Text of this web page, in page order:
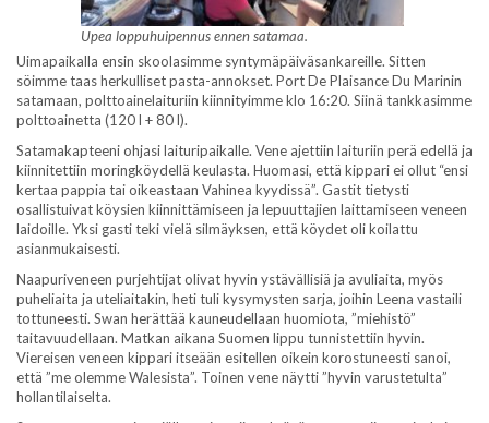
Upea loppuhuipennus ennen satamaa.
Uimapaikalla ensin skoolasimme syntymäpäiväsankareille. Sitten
söimme taas herkulliset pasta-annokset. Port De Plaisance Du Marinin
satamaan, polttoainelaituriin kiinnityimme klo 16:20. Siinä tankkasimme
polttoainetta (120 l + 80 l).
Satamakapteeni ohjasi laituripaikalle. Vene ajettiin laituriin perä edellä ja
kiinnitettiin moringköydellä keulasta. Huomasi, että kippari ei ollut “ensi
kertaa pappia tai oikeastaan Vahinea kyydissä”. Gastit tietysti
osallistuivat köysien kiinnittämiseen ja lepuuttajien laittamiseen veneen
laidoille. Yksi gasti teki vielä silmäyksen, että köydet oli koilattu
asianmukaisesti.
Naapuriveneen purjehtijat olivat hyvin ystävällisiä ja avuliaita, myös
puheliaita ja uteliaitakin, heti tuli kysymysten sarja, joihin Leena vastaili
tottuneesti. Swan herättää kauneudellaan huomiota, ”miehistö”
taitavuudellaan. Matkan aikana Suomen lippu tunnistettiin hyvin.
Viereisen veneen kippari itseään esitellen oikein korostuneesti sanoi,
että ”me olemme Walesista”. Toinen vene näytti ”hyvin varustetulta”
hollantilaiselta.